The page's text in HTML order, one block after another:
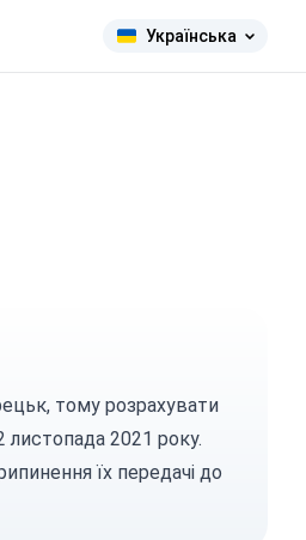
Українська
тому розрахувати
листопада 2021 року.
їх передачі до